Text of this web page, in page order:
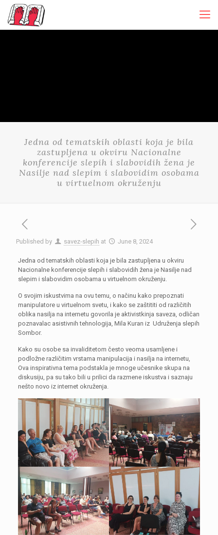
Jedna od tematskih oblasti koja je bila
zastupljena u okviru Nacionalne
konferencije slepih i slabovidih žena je
Nasilje nad slepim i slabovidim osobama
u virtuelnom okruženju
Published by savez-slepih at June 8, 2024
Jedna od tematskih oblasti koja je bila zastupljena u okviru
Nacionalne konferencije slepih i slabovidih žena je Nasilje nad
slepim i slabovidim osobama u virtuelnom okruženju.
O svojim iskustvima na ovu temu, o načinu kako prepoznati
manipulatore u virtuelnom svetu, i kako se zaštititi od različitih
oblika nasilja na internetu govorila je aktivistkinja saveza, odličan
poznavalac asistivnih tehnologija, Mila Kuran iz Udruženja slepih
Sombor.
Kako su osobe sa invaliditetom često veoma usamljene i
podložne različitim vrstama manipulacija i nasilja na internetu,
Ova inspirativna tema podstakla je mnoge učesnike skupa na
diskusiju, pa su tako bili u prilici da razmene iskustva i saznaju
nešto novo iz internet okruženja.